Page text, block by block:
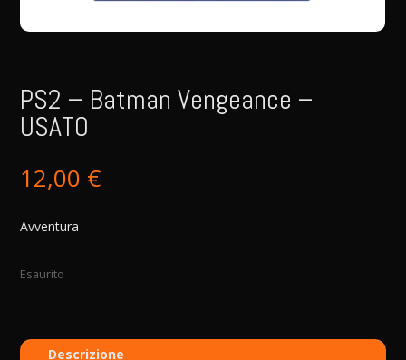
PS2 – Batman Vengeance –
USATO
12,00 €
Avventura
Esaurito
Descrizione